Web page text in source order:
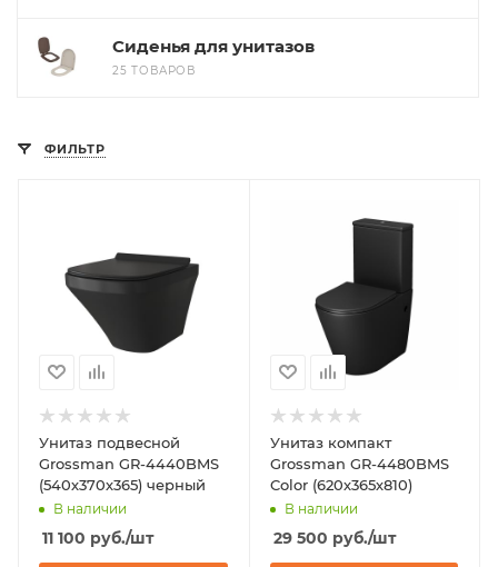
Сиденья для унитазов
25 ТОВАРОВ
ФИЛЬТР
Унитаз подвесной
Grossman GR-4440BMS
(540х370х365) черный
В наличии
11 100 руб./шт
Унитаз компакт
Grossman GR-4480BMS
Color (620х365х810)
В наличии
29 500 руб./шт